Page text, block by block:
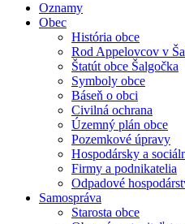
Oznamy
Obec
História obce
Rod Appelovcov v
Štatút obce Šalgočka
Symboly obce
Báseň o obci
Civilná ochrana
Územný plán obce
Pozemkové úpravy
Hospodársky a
Firmy a podnikatelia
Odpadové
Samospráva
Starosta obce